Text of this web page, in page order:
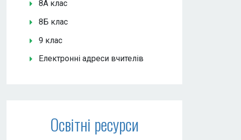
8А клас
8Б клас
9 клас
Електронні адреси вчителів
Освітні ресурси